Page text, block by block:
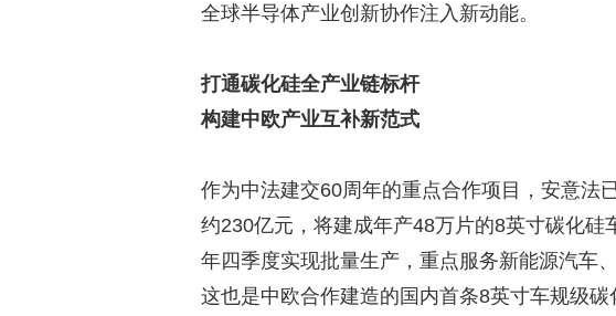
全球半导体产业创新协作注入新动能。
打通碳化硅全产业链标杆
构建中欧产业互补新范式
作为中法建交60周年的重点合作项目，安意法
约230亿元，将建成年产48万片的8英寸碳化硅
年四季度实现批量生产，重点服务新能源汽车
这也是中欧合作建造的国内首条8英寸车规级碳